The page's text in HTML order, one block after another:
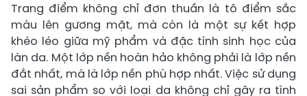
Trang điểm không chỉ đơn thuần là tô điểm sắc
màu lên gương mặt, mà còn là một sự kết hợp
khéo léo giữa mỹ phẩm và đặc tính sinh học của
làn da. Một lớp nền hoàn hảo không phải là lớp nền
đắt nhất, mà là lớp nền phù hợp nhất. Việc sử dụng
sai sản phẩm so với loại da không chỉ gây ra tình